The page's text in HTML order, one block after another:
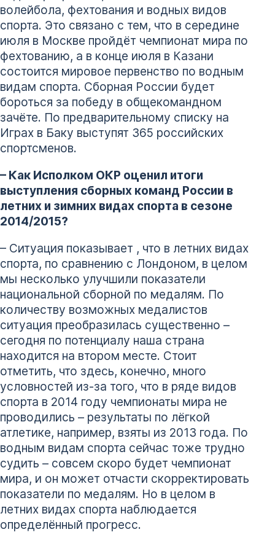
волейбола, фехтования и водных видов
спорта. Это связано с тем, что в середине
июля в Москве пройдёт чемпионат мира по
фехтованию, а в конце июля в Казани
состоится мировое первенство по водным
видам спорта. Сборная России будет
бороться за победу в общекомандном
зачёте. По предварительному списку на
Играх в Баку выступят 365 российских
спортсменов.
– Как Исполком ОКР оценил итоги
выступления сборных команд России в
летних и зимних видах спорта в сезоне
2014/2015?
– Ситуация показывает , что в летних видах
спорта, по сравнению с Лондоном, в целом
мы несколько улучшили показатели
национальной сборной по медалям. По
количеству возможных медалистов
ситуация преобразилась существенно –
сегодня по потенциалу наша страна
находится на втором месте. Стоит
отметить, что здесь, конечно, много
условностей из-за того, что в ряде видов
спорта в 2014 году чемпионаты мира не
проводились – результаты по лёгкой
атлетике, например, взяты из 2013 года. По
водным видам спорта сейчас тоже трудно
судить – совсем скоро будет чемпионат
мира, и он может отчасти скорректировать
показатели по медалям. Но в целом в
летних видах спорта наблюдается
определённый прогресс.